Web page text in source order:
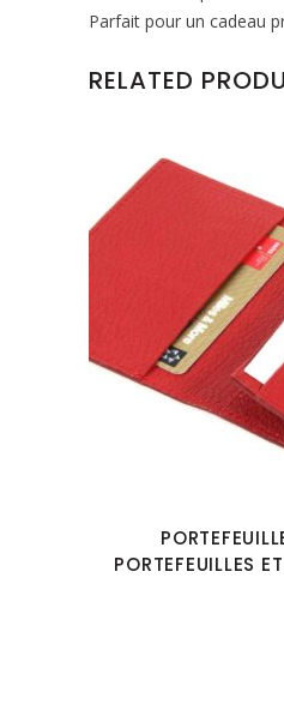
Parfait pour un cadeau
RELATED
PORTEFEUILLES